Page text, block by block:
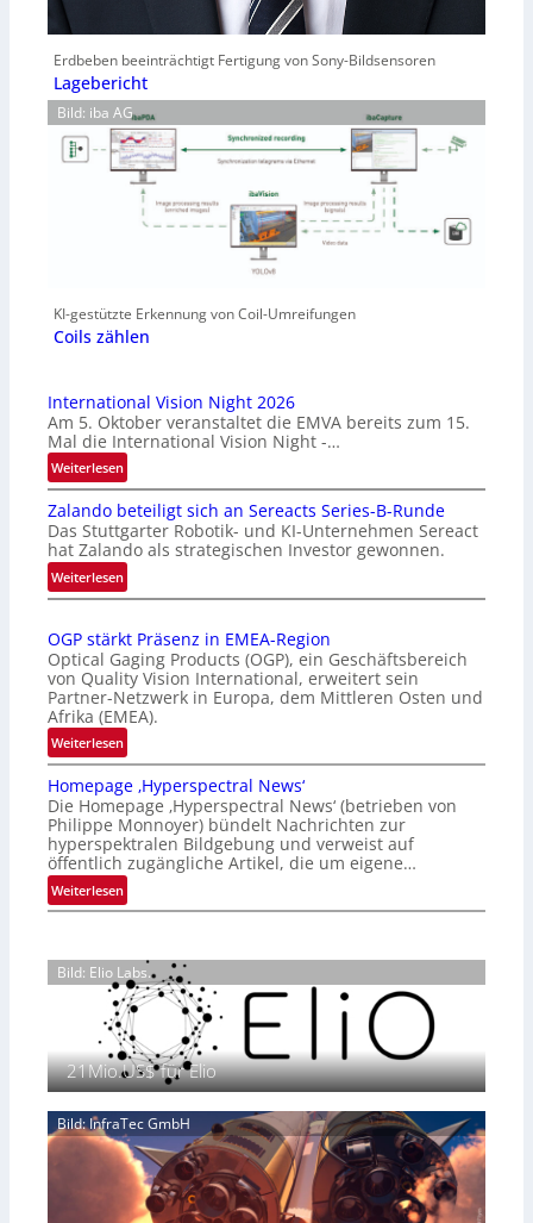
Erdbeben beeinträchtigt Fertigung von Sony-Bildsensoren
Lagebericht
Bild: iba AG
KI-gestützte Erkennung von Coil-Umreifungen
Coils zählen
International Vision Night 2026
Am 5. Oktober veranstaltet die EMVA bereits zum 15.
Mal die International Vision Night -…
Weiterlesen:
I
n
t
e
r
n
t
i
o
n
l
V
i
s
i
o
n
g
h
t
2
0
2
Zalando beteiligt sich an Sereacts Series-B-Runde
Das Stuttgarter Robotik- und KI-Unternehmen Sereact
hat Zalando als strategischen Investor gewonnen.
Weiterlesen:
Z
l
a
n
d
o
b
e
t
e
i
i
g
s
i
c
h
a
n
S
e
r
e
OGP stärkt Präsenz in EMEA-Region
Optical Gaging Products (OGP), ein Geschäftsbereich
von Quality Vision International, erweitert sein
Partner-Netzwerk in Europa, dem Mittleren Osten und
Afrika (EMEA).
Weiterlesen:
O
G
P
s
t
ä
r
P
r
ä
s
e
n
i
n
E
E
Homepage ‚Hyperspectral News‘
Die Homepage ‚Hyperspectral News‘ (betrieben von
Philippe Monnoyer) bündelt Nachrichten zur
hyperspektralen Bildgebung und verweist auf
öffentlich zugängliche Artikel, die um eigene…
Weiterlesen:
H
m
e
p
a
g
e
‚
H
y
p
Bild: Elio Labs.
21Mio.US$ für Elio
Bild: InfraTec GmbH